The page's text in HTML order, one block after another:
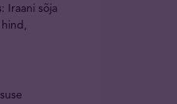
Iraani sõja